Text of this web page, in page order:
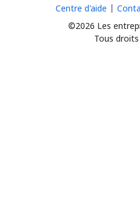
©2026 Les
Tous
Centre d'aide